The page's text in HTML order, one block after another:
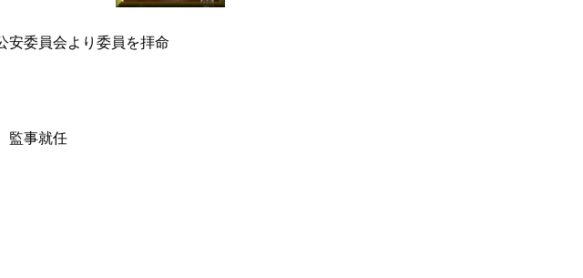
委員会より委員を拝命
監事就任